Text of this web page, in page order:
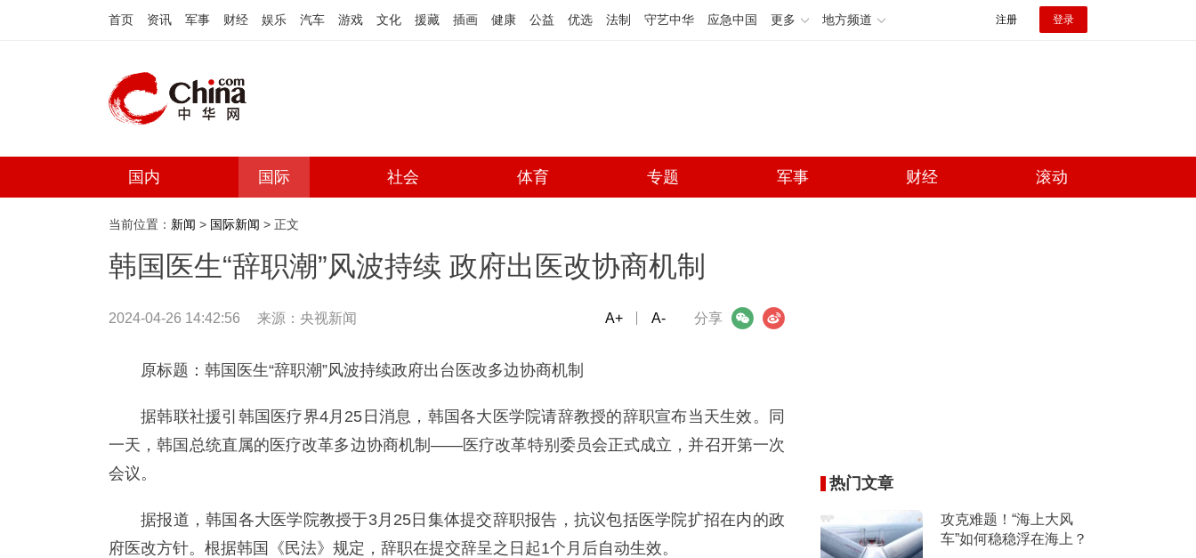
首页 资讯 军事 财经 娱乐 汽车 游戏 文化 援藏 插画 健康 公益 优选 法制 守艺中华 应急中国 更多 地方频道 注册 登录
国内 国际 社会 体育 专题 军事 财经 滚动
当前位置： 新闻 > 国际新闻 > 正文
韩国医生“辞职潮”风波持续 政府出医改协商机制
2024-04-26 14:42:56 来源： 央视新闻 分享
微信 微博
A+ A-
原标题：韩国医生“辞职潮”风波持续政府出台医改多边协商机制
据韩联社援引韩国医疗界4月25日消息，韩国各大医学院请辞教授的辞职宣布当天生效。同
一天，韩国总统直属的医疗改革多边协商机制——医疗改革特别委员会正式成立，并召开第一次
会议。
据报道，韩国各大医学院教授于3月25日集体提交辞职报告，抗议包括医学院扩招在内的政
府医改方针。根据韩国《民法》规定，辞职在提交辞呈之日起1个月后自动生效。
热门文章
攻克难题！“海上大风
车”如何稳稳浮在海上？